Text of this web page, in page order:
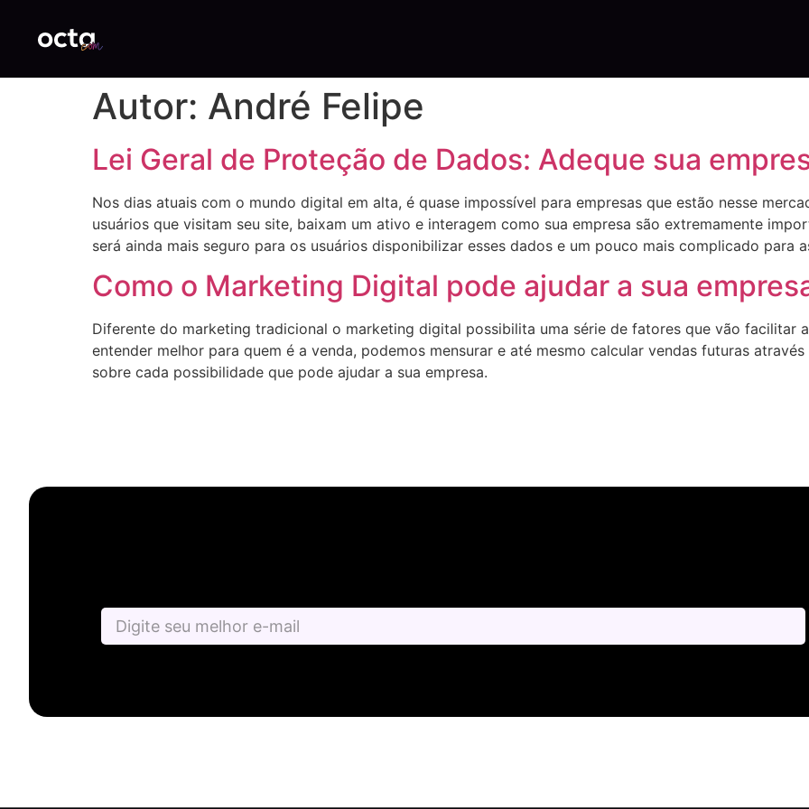
Autor: André Felipe
Lei Geral de Proteção de Dados: Adeque sua
Nos dias atuais com o mundo digital em alta, é quase impossível para empresas que estão nesse
usuários que visitam seu site, baixam um ativo e interagem como sua empresa são extremamente
será ainda mais seguro para os usuários disponibilizar esses dados e um pouco mais complicado para
Como o Marketing Digital pode ajudar a sua
Diferente do marketing tradicional o marketing digital possibilita uma série de fatores que vão facilitar
entender melhor para quem é a venda, podemos mensurar e até mesmo calcular vendas futuras
sobre cada possibilidade que pode ajudar a sua empresa.